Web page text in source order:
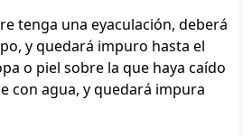
tenga una eyaculación, deberá
y quedará impuro hasta el
o piel sobre la que haya caído
con agua, y quedará impura